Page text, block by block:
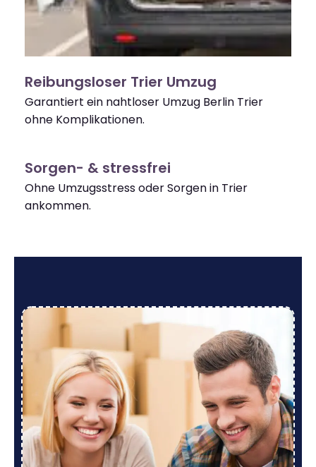
Reibungsloser Trier Umzug
Garantiert ein nahtloser Umzug Berlin Trier
ohne Komplikationen.
Sorgen- & stressfrei
Ohne Umzugsstress oder Sorgen in Trier
ankommen.